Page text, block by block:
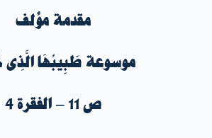
مقدمة مؤلف
موسوعة طَبِيبُهَا الَّذِى
ص 11 – الفقرة 4